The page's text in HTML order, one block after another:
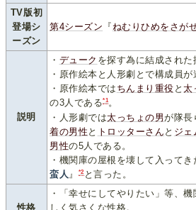
TV版初
登場シ
ーズン
第4シーズン 『ねむりひめをさが
説明
・ デューク を探す為に結成された
・原作絵本と人形劇とで構成員が
・原作絵本では ちんまり重役 と太
の3人である*1。
・人形劇では太っちょの男が隊長
着の男性 と トロッターさん と ジェ
男性の5人である。
・機関庫の屋根を壊して入って
蛮人 』 *2と言った。
性格
・「幸せにしてやりたい」等、
しく気さくな性格。